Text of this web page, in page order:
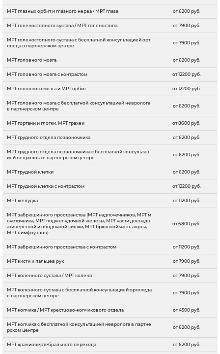
МРТ глазных орбит и глазного нерва / МРТ глаза от 6200 руб.
МРТ голеностопного сустава / МРТ голеностопа от 7900 руб.
МРТ голеностопного сустава с бесплатной консультацией орт
опеда в партнерском центре
от 7900 руб.
МРТ головного мозга от 6200 руб.
МРТ головного мозга c контрастом от 12200 руб.
МРТ головного мозга и МРТ орбит от 12200 руб.
МРТ головного мозга с бесплатной консультацией невролога
в партнерском центре
от 6200 руб.
МРТ гортани и глотки, МРТ трахеи от 8600 руб.
МРТ грудного отдела позвоночника от 6200 руб.
МРТ грудного отдела позвоночника с бесплатной консультац
ией невролога в партнерском центре
от 6200 руб.
МРТ грудной клетки от 6200 руб.
МРТ грудной клетки с контрастом от 12200 руб.
МРТ желудка от 11200 руб.
МРТ забрюшинного пространства (МРТ надпочечников, МРТ м
очеточника, МРТ поджелудочной железы, МРТ части двенадц
атиперстной и ободочной кишки, МРТ брюшной часть аорты,
МРТ лимфоузлов)
от 6800 руб.
МРТ забрюшинного пространства с контрастом от 11200 руб.
МРТ кисти и пальцев рук от 7900 руб.
МРТ коленного сустава / МРТ колена от 7900 руб.
МРТ коленного сустава с бесплатной консультацией ортопеда
в партнерском центре
от 7900 руб.
МРТ копчика / МРТ крестцово-копчикового отдела от 4500 руб.
МРТ копчика с бесплатной консультацией невролога в партне
рском центре
от 6200 руб.
МРТ краниовертебрального перехода от 6200 руб.